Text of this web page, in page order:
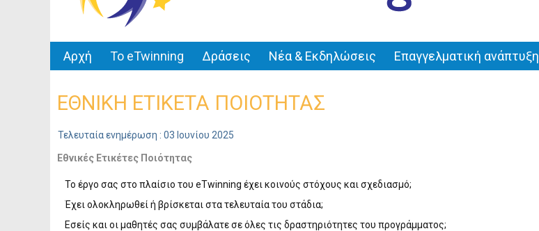
Αρχή Το eTwinning Δράσεις Νέα & Εκδηλώσεις Επαγγελματική ανάπτυξη
ΕΘΝΙΚΗ ΕΤΙΚΕΤΑ ΠΟΙΟΤΗΤΑΣ
Τελευταία ενημέρωση : 03 Ιουνίου 2025
Εθνικές Ετικέτες Ποιότητας
Το έργο σας στο πλαίσιο του eTwinning έχει κοινούς στόχους και σχεδιασμό;
Έχει ολοκληρωθεί ή βρίσκεται στα τελευταία του στάδια;
Εσείς και οι μαθητές σας συμβάλατε σε όλες τις δραστηριότητες του προγράμματος;